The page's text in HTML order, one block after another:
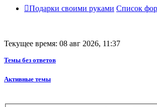
Подарки своими руками Список
Текущее время: 08 авг 2026, 11:37
Темы без ответов
Активные темы